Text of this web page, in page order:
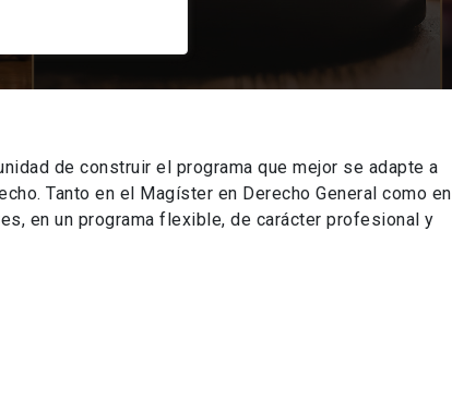
de construir el programa que mejor se adapte a
Tanto en el Magíster en Derecho General como en
en un programa flexible, de carácter profesional y